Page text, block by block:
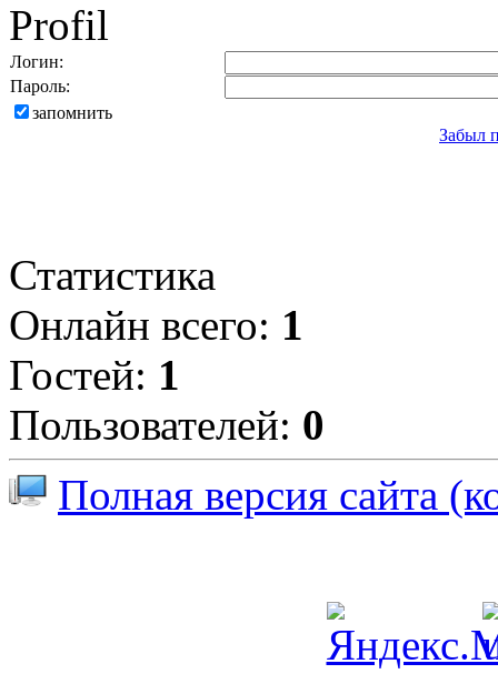
Profil
Логин:
Пароль:
запомнить
Забыл
Статистика
Онлайн всего: 1
Гостей: 1
Пользователей: 0
Полная версия сайта